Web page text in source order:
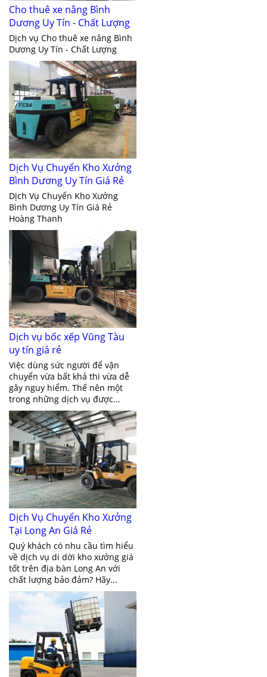
Cho thuê xe nâng Bình
Dương Uy Tín - Chất Lượng
Dịch vụ Cho thuê xe nâng Bình
Dương Uy Tín - Chất Lượng
Dịch Vụ Chuyển Kho Xưởng
Bình Dương Uy Tín Giá Rẻ
Dịch Vụ Chuyển Kho Xưởng
Bình Dương Uy Tín Giá Rẻ
Hoàng Thanh
Dịch vụ bốc xếp Vũng Tàu
uy tín giá rẻ
Việc dùng sức người để vận
chuyển vừa bất khả thi vừa dễ
gây nguy hiểm. Thế nên một
trong những dịch vụ được...
Dịch Vụ Chuyển Kho Xưởng
Tại Long An Giá Rẻ
Quý khách có nhu cầu tìm hiểu
về dịch vụ di dời kho xưởng giá
tốt trên địa bàn Long An với
chất lượng bảo đảm? Hãy...